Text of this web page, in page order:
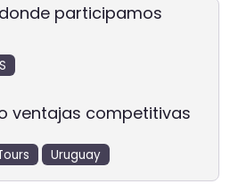
participamos
ventajas competitivas
Uruguay